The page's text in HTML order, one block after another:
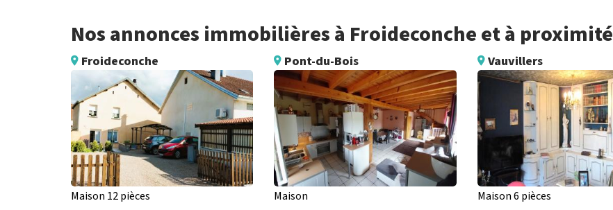
Nos annonces immobilières à Froideconche et à proximité
Froideconche
Maison 12 pièces
Pont-du-Bois
Maison
Vauvillers
Maison 6 pièces